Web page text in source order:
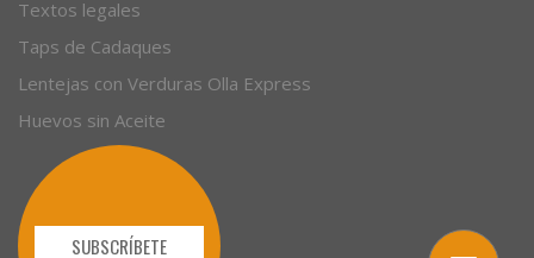
Empleo
Textos legales
Taps de Cadaques
Lentejas con Verduras Olla Express
Huevos sin Aceite